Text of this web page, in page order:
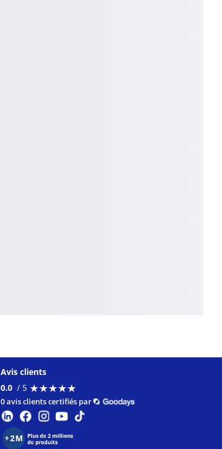
Avis clients
0.0 / 5 ★★★★★
★★★★★
0 avis clients certifiés par